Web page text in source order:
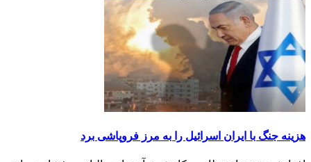
هزینه جنگ با ایران اسرائیل را به مرز فروپاشی برد